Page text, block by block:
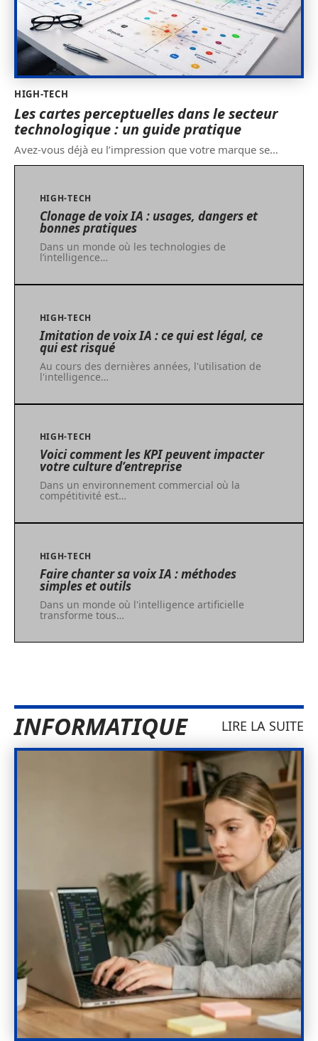
HIGH-TECH
Les cartes perceptuelles dans le secteur
technologique : un guide pratique
Avez-vous déjà eu l’impression que votre marque se…
HIGH-TECH
Clonage de voix IA : usages, dangers et
bonnes pratiques
Dans un monde où les technologies de
l’intelligence…
HIGH-TECH
Imitation de voix IA : ce qui est légal, ce
qui est risqué
Au cours des dernières années, l'utilisation de
l'intelligence…
HIGH-TECH
Voici comment les KPI peuvent impacter
votre culture d’entreprise
Dans un environnement commercial où la
compétitivité est…
HIGH-TECH
Faire chanter sa voix IA : méthodes
simples et outils
Dans un monde où l'intelligence artificielle
transforme tous…
INFORMATIQUE LIRE LA SUITE